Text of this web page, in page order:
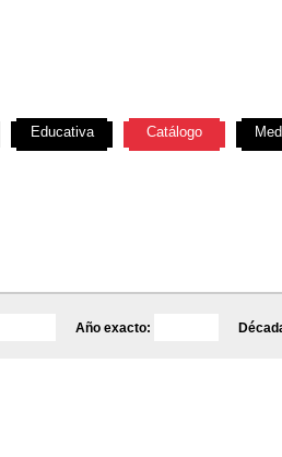
Año exacto:
Educativa Catálogo